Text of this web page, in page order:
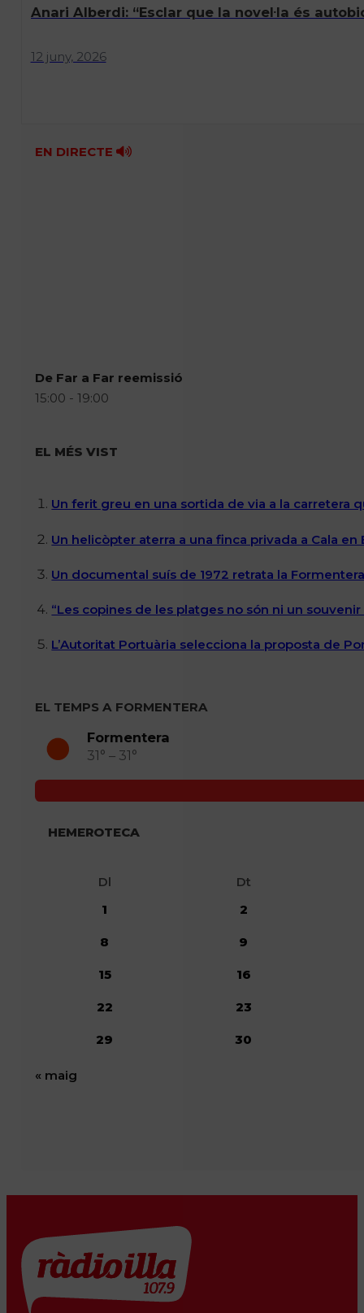
Anari Alberdi: “Esclar que la novel·la és
12 juny, 2026
EN DIRECTE
De Far a Far reemissió
15:00 - 19:00
EL MÉS VIST
Un ferit greu en una sortida de via a la carretera
Un helicòpter aterra a una finca privada a Cala
Un documental suís de 1972 retrata la
“Les copines de les platges no són ni un
L’Autoritat Portuària selecciona la proposta de
EL TEMPS A FORMENTERA
Formentera
31° – 31°
HEMEROTECA
Dl
Dt
1
2
8 9
15 16
22 23
29 30
« maig